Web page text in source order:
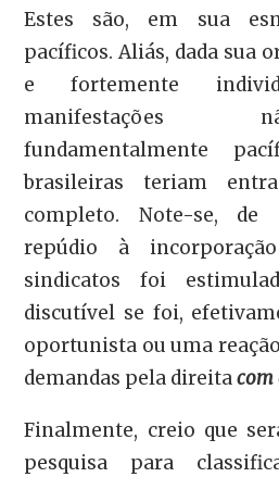
Estes são, em sua
pacíficos. Aliás, dada sua
e fortemente
manifestações
fundamentalmente
brasileiras teriam
completo. Note-se, de
repúdio à
sindicatos foi
discutível se foi,
oportunista ou uma
demandas pela direitacom
Finalmente, creio que
pesquisa para